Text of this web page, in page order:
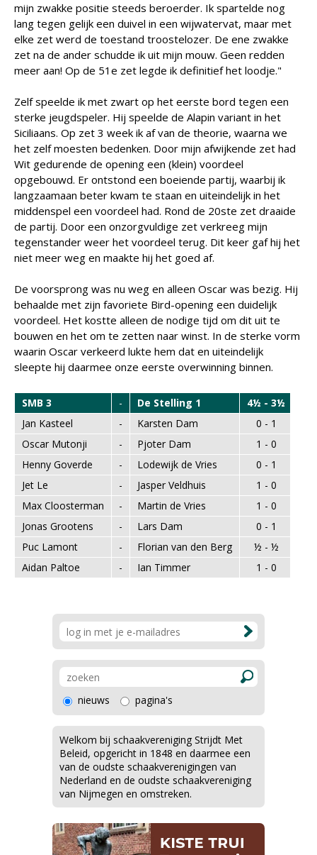
mijn zwakke positie steeds beroerder. Ik spartelde nog
lang tegen gelijk een duivel in een wijwatervat, maar met
elke zet werd de toestand troostelozer. De ene zwakke
zet na de ander schudde ik uit mijn mouw. Geen redden
meer aan! Op de 51e zet legde ik definitief het loodje."
Zelf speelde ik met zwart op het eerste bord tegen een
sterke jeugdspeler. Hij speelde de Alapin variant in het
Siciliaans. Op zet 3 week ik af van de theorie, waarna we
het zelf moesten bedenken. Door mijn afwijkende zet had
Wit gedurende de opening een (klein) voordeel
opgebouwd. Er ontstond een boeiende partij, waarbij ik
langzaamaan beter kwam te staan en uiteindelijk in het
middenspel een voordeel had. Rond de 20ste zet draaide
de partij. Door een onzorgvuldige zet verkreeg mijn
tegenstander weer het voordeel terug. Dit keer gaf hij het
niet meer weg en maakte hij het goed af.
De voorsprong was nu weg en alleen Oscar was bezig. Hij
behaalde met zijn favoriete Bird-opening een duidelijk
voordeel. Het kostte alleen de nodige tijd om dit uit te
bouwen en het om te zetten naar winst. In de sterke vorm
waarin Oscar verkeerd lukte hem dat en uiteindelijk
sleepte hij daarmee onze eerste overwinning binnen.
SMB 3 - De Stelling 1
4½ - 3½
Jan Kasteel
- Karsten Dam
0 - 1
Oscar Mutonji
- Pjoter Dam
1 - 0
Henny Goverde
- Lodewijk de Vries
0 - 1
Jet Le
- Jasper Veldhuis
1 - 0
Max Cloosterman
- Martin de Vries
1 - 0
Jonas Grootens
- Lars Dam
0 - 1
Puc Lamont
- Florian van den Berg
½ - ½
Aidan Paltoe
- Ian Timmer 1 - 0
nieuws pagina's
Welkom bij schaakvereniging Strijdt Met
Beleid, opgericht in 1848 en daarmee een
van de oudste schaakverenigingen van
Nederland en de oudste schaakvereniging
van Nijmegen en omstreken.